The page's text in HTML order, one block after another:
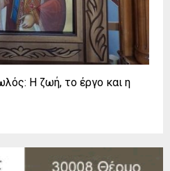
Η ζωή, το έργο και η